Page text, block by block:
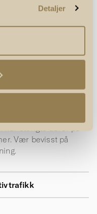
Detaljer
eller T-bane nr. 3
Vær bevisst på